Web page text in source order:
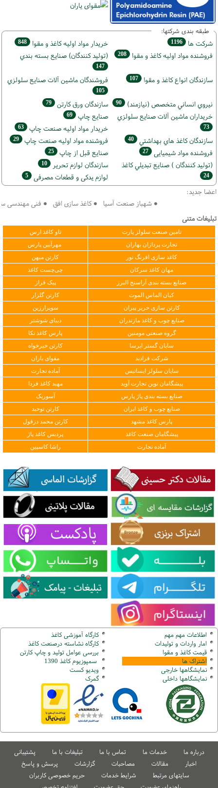
طبقه بندی شرکتها:
شركت ها 1196 خريدار مواد اوليه كاغذ و مقوا 848
فروشنده مواد اوليه كاغذ و مقوا 208 (تولید كنندگان) صنايع بسته بندي
147
سازندگان انواع کاغذ و مقوا 107 فروشندگان ماشين آلات صنايع سلولزي
105
نيروي انساني متخصص (نیازمند) 90 سازندگان ورق كارتن 79
خریداران ماشين آلات صنايع سلولزي
73
صنايع چاپ 69
خريدار مواد اوليه صنعت چاپ 63
سازندگان كاغذ هاي بهداشتي 40 فروشنده مواد اوليه صنعت چاپ 29
فروشنده مواد شیمیایی 27 صنايع قبل از چاپ 25
(تولید كنندگان ) صنايع تبديلي كاغذ
24
سازندگان لوازم تحریر 10
لوازم یدکی و قطعات مصرفی 5
اعضا جدید:
● شهباز صنعت آسیا ● کاغذ سازی افق ● فنی مهندسی
تبلیغات متنی
تامین صنعت سلولز پارت
تاو کاغذ ارس
تجارت پردازان بهاران
مهرآیین پارس
کاغذ سازی افرنگ نور
کارتن میهن
مهان کاغذ سرکان
چی‌چست کاغذ
صنایع بسته بندی آراسنج البرز
پیک فراز
کیان الماس الموت
کارتن گلزار
کارتن سازی حریر پیران
سوپرارزین
صنایع چوب و کاغذ مازندران
دیبای شوشتر
گروه صنعتی مومنین
پارس کاغذ نکا
سایان گستر ایرسا
کارتن خیرخواه
شرکت فرادید
مقوای یاران
سایان سلولز ایساتیس
آماده تجارت
پیشگامان نوین تجارت آوید
مهبد کاغذ فردا
صنایع بسته بندی پاژ پارس
آسوریک
صنایع چوب و کاغذ ایران
کارتن توحید
پارس کاغذ مشهد
کارتن محمد دزفول
پیشگامان صنعت کاغذ
پردیس کاغذ پاژ
آماده تجارت
راشا کاسپین
اطلاعات مهم مهم
امار واردات و تولیدات
قیمت کاغذ و مقوا
اشتراک ها
نمایشگاهها خارجی
نمایشگاهها داخلی
کارگاه آموزشی کاغذ
کارگاه نشاسته درصنعت کاغذ
بررسی عوامل تولید و چاپ کارتن
سمپوزیوم کاغذ 1390
ویدیو کست
گمرک
درباره ما خدمات ما تماس با ما تبلیغات با ما
پشتیبانی
اخبار
مقالات مصاحبات گزارشات
پرسش و پاسخ
سایتهای مرتبط
شرایط خدمات
حریم خصوصی کاربران